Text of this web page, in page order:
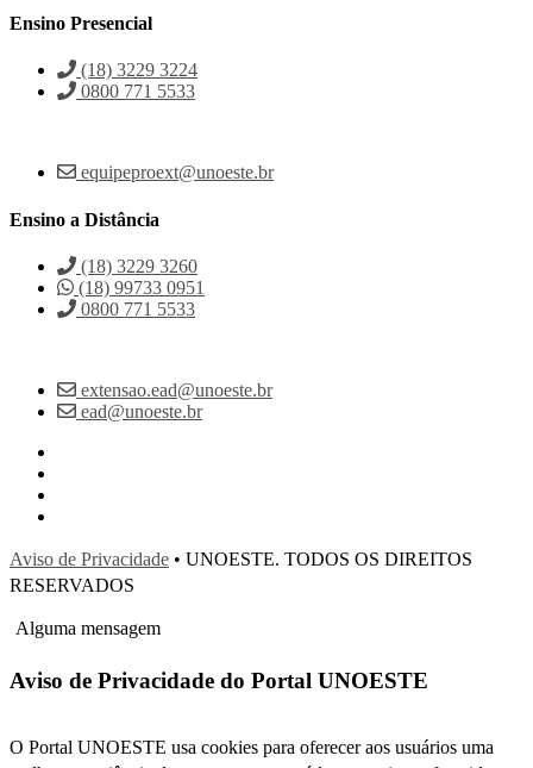
Ensino Presencial
(18) 3229 3224
0800 771 5533
equipeproext@unoeste.br
Ensino a Distância
(18) 3229 3260
(18) 99733 0951
0800 771 5533
extensao.ead@unoeste.br
ead@unoeste.br
Aviso de Privacidade • UNOESTE. TODOS OS DIREITOS
RESERVADOS
Alguma mensagem
Aviso de Privacidade do Portal UNOESTE
O Portal UNOESTE usa cookies para oferecer aos usuários uma